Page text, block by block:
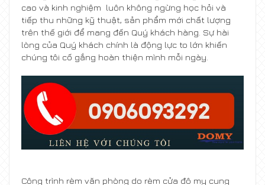
cao và kinh nghiệm luôn không ngừng học hỏi và
tiếp thu những kỹ thuật, sản phẩm mới chất lượng
trên thế giới để mang đến Quý khách hàng. Sự hài
lòng của Quý khách chính là động lực to lớn khiến
chúng tôi cố gắng hoàn thiện mình mỗi ngày.
Công trình rèm văn phòng do rèm cửa đô my cung